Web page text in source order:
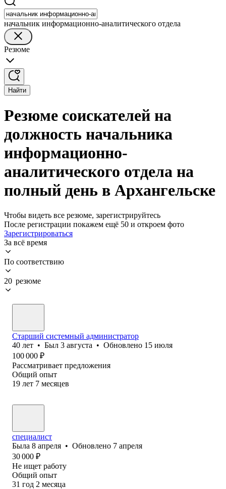
начальник информационно-аналитического отдела
Резюме
Найти
Резюме соискателей на
должность начальника
информационно-
аналитического отдела на
полный день в Архангельске
Чтобы видеть все резюме, зарегистрируйтесь
После регистрации покажем ещё 50 и откроем фото
Зарегистрироваться
За всё время
По соответствию
20 резюме
Старший системный администратор
40 лет • Был 3 августа • Обновлено 15 июля
100 000 ₽
Рассматривает предложения
Общий опыт
19 лет 7 месяцев
специалист
Была 8 апреля • Обновлено 7 апреля
30 000 ₽
Не ищет работу
Общий опыт
31 год 2 месяца